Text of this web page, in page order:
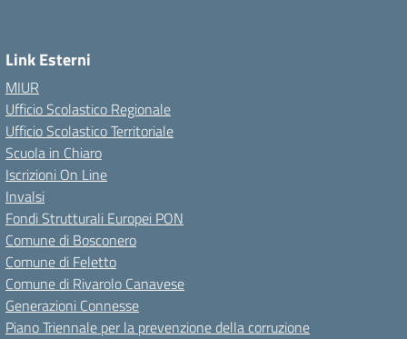
Link Esterni
MIUR
Ufficio Scolastico Regionale
Ufficio Scolastico Territoriale
Scuola in Chiaro
Iscrizioni On Line
Invalsi
Fondi Strutturali Europei PON
Comune di Bosconero
Comune di Feletto
Comune di Rivarolo Canavese
Generazioni Connesse
Piano Triennale per la prevenzione della corruzione